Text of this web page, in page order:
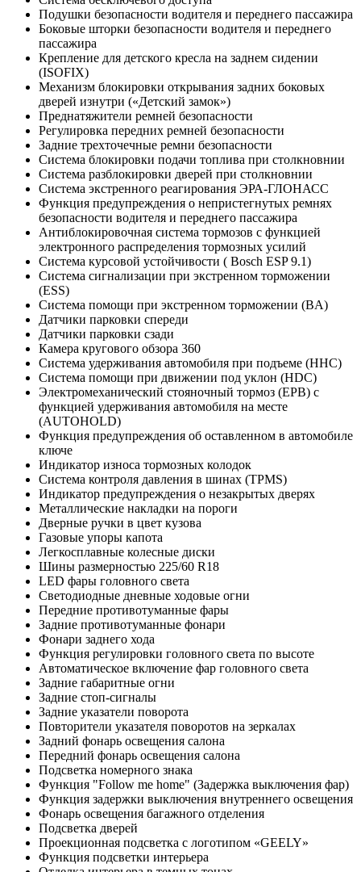
Подушки безопасности водителя и переднего пассажира
Боковые шторки безопасности водителя и переднего
пассажира
Крепление для детского кресла на заднем сидении
(ISOFIX)
Механизм блокировки открывания задних боковых
дверей изнутри («Детский замок»)
Преднатяжители ремней безопасности
Регулировка передних ремней безопасности
Задние трехточечные ремни безопасности
Система блокировки подачи топлива при столкновнии
Система разблокировки дверей при столкновнии
Система экстренного реагирования ЭРА-ГЛОНАСС
Функция предупреждения о непристегнутых ремнях
безопасности водителя и переднего пассажира
Антиблокировочная система тормозов с функцией
электронного распределения тормозных усилий
Система курсовой устойчивости ( Bosch ESP 9.1)
Система сигнализации при экстренном торможении
(ESS)
Система помощи при экстренном торможении (BA)
Датчики парковки спереди
Датчики парковки сзади
Камера кругового обзора 360
Система удерживания автомобиля при подъеме (HHC)
Система помощи при движении под уклон (HDC)
Электромеханический стояночный тормоз (EPB) с
функцией удерживания автомобиля на месте
(AUTOHOLD)
Функция предупреждения об оставленном в автомобиле
ключе
Индикатор износа тормозных колодок
Система контроля давления в шинах (TPMS)
Индикатор предупреждения о незакрытых дверях
Металлические накладки на пороги
Дверные ручки в цвет кузова
Газовые упоры капота
Легкосплавные колесные диски
Шины размерностью 225/60 R18
LED фары головного света
Светодиодные дневные ходовые огни
Передние противотуманные фары
Задние противотуманные фонари
Фонари заднего хода
Функция регулировки головного света по высоте
Автоматическое включение фар головного света
Задние габаритные огни
Задние стоп-сигналы
Задние указатели поворота
Повторители указателя поворотов на зеркалах
Задний фонарь освещения салона
Передний фонарь освещения салона
Подсветка номерного знака
Функция "Follow me home" (Задержка выключения фар)
Функция задержки выключения внутреннего освещения
Фонарь освещения багажного отделения
Подсветка дверей
Проекционная подсветка с логотипом «GEELY»
Функция подсветки интерьера